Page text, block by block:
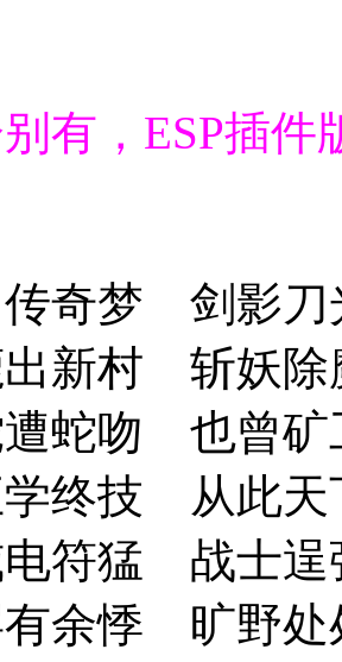
有，ESP插
传奇梦 剑影
出新村 斩妖
遭蛇吻 也曾
学终技 从此
电符猛 战士
有余悸 旷野